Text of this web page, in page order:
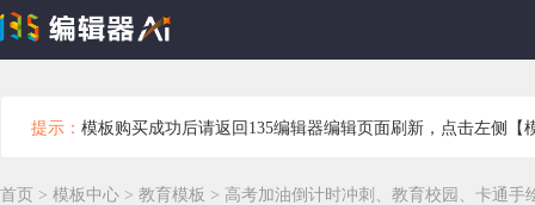
提示： 模板购买成功后请返回135编辑器编辑页面刷新，点击左侧【
首页 > 模板中心 > 教育模板 > 高考加油倒计时冲刺、教育校园、卡通手